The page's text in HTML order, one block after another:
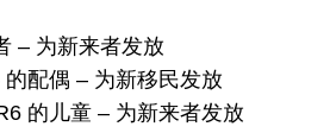
– 为新来者发放
配偶 – 为新移民发放
的儿童 – 为新来者发放